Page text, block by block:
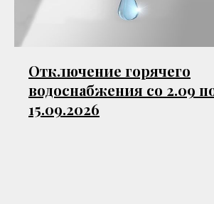
Отключение горячего
водоснабжения со 2.09
15.09.2026